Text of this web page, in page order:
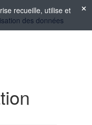
recueille, utilise et
des données